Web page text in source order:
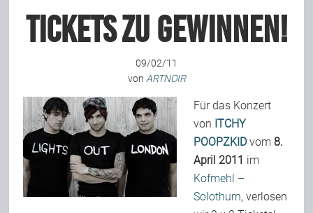
Interviews
Bild-Archiv
Rezensionen
Tickets zu gewinnen!
09/02/11
von ARTNOIR
Für das Konzert
von ITCHY
POOPZKIDvom8.
April 2011 im
Kofmehl –
Solothurn, verlosen